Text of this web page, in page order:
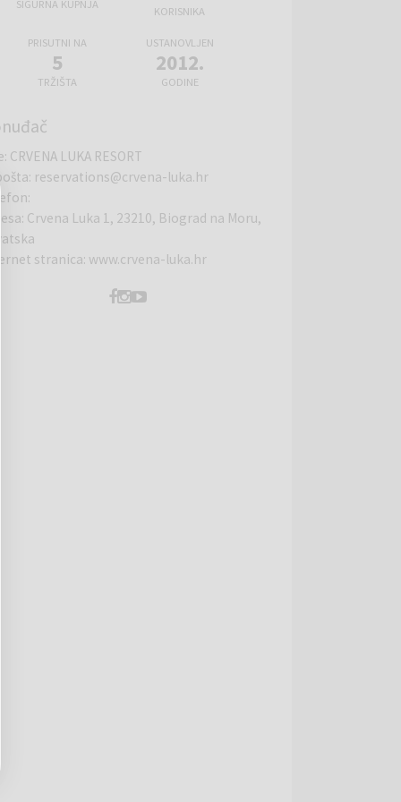
SIGURNA KUPNJA KORISNIKA
PRISUTNI NA
5
TRŽIŠTA
USTANOVLJEN
2012.
GODINE
: CRVENA LUKA RESORT
: reservations@crvena-luka.hr
:
: Crvena Luka 1, 23210, Biograd na Moru,
stranica: www.crvena-luka.hr